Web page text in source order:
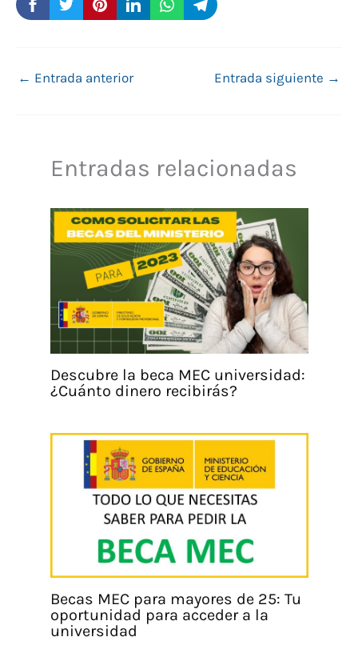
← Entrada anterior Entrada siguiente →
Entradas relacionadas
Descubre la beca MEC universidad:
¿Cuánto dinero recibirás?
Becas MEC para mayores de 25: Tu
oportunidad para acceder a la
universidad